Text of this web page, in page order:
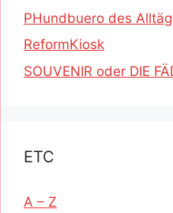
PHundbuero des
ReformKiosk
SOUVENIR oder DIE
ETC
A – Z